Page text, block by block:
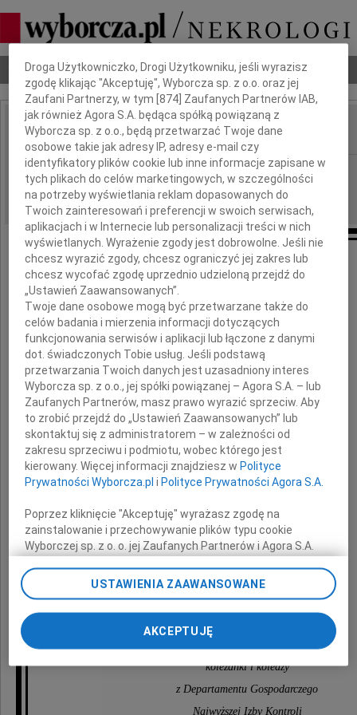
Nekrologi Odeszli Poradnik pogrzebowy
IMIĘ I NAZWISKO:
REGION: Warszawa
DATA EMISJI: 15.06.2009
Panu
Jackowi Kalinowskiemu
szczere wyrazy współczucia
z powodu śmierci
Mamy
składają
koleżanki i koledzy
z Departamentu Gospodarczego
Najwyższej Izby Kontroli
Dbamy o Twoją prywatność
Droga Użytkowniczko, Drogi Użytkowniku, jeśli wyrazisz
zgodę klikając "Akceptuję", Wyborcza sp. z o.o. oraz jej
Zaufani Partnerzy, w tym [874 ] Zaufanych Partnerów IAB,
jak również Agora S.A. będąca spółką powiązaną z
Wyborcza sp. z o.o., będą przetwarzać Twoje dane
osobowe takie jak adresy IP, adresy e-mail czy
identyfikatory plików cookie lub inne informacje zapisane w
tych plikach do celów marketingowych, w szczególności
na potrzeby wyświetlania reklam dopasowanych do
Twoich zainteresowań i preferencji w swoich serwisach,
aplikacjach i w Internecie lub personalizacji treści w nich
wyświetlanych. Wyrażenie zgody jest dobrowolne. Jeśli nie
chcesz wyrazić zgody, chcesz ograniczyć jej zakres lub
chcesz wycofać zgodę uprzednio udzieloną przejdź do
„Ustawień Zaawansowanych”.
Twoje dane osobowe mogą być przetwarzane także do
celów badania i mierzenia informacji dotyczących
funkcjonowania serwisów i aplikacji lub łączone z danymi
dot. świadczonych Tobie usług. Jeśli podstawą
przetwarzania Twoich danych jest uzasadniony interes
Wyborcza sp. z o.o., jej spółki powiązanej – Agora S.A. – lub
Zaufanych Partnerów, masz prawo wyrazić sprzeciw. Aby
to zrobić przejdź do „Ustawień Zaawansowanych” lub
skontaktuj się z administratorem – w zależności od
zakresu sprzeciwu i podmiotu, wobec którego jest
kierowany. Więcej informacji znajdziesz w Polityce
Prywatności Wyborcza.pl i Polityce Prywatności Agora S.A.
Poprzez kliknięcie "Akceptuję" wyrażasz zgodę na
zainstalowanie i przechowywanie plików typu cookie
Wyborczej sp. z o. o. jej Zaufanych Partnerów i Agora S.A.
chwili zmienić swoje preferencje dot. plików cookie,
ponownie wywołując narzędzie do zarządzania Twoimi
preferencjami dot. przetwarzania danych poprzez
odnośnik „Ustawienia prywatności” w stopce serwisu i
przechodząc do sekcji „Ustawienia zaawansowane”.
My, nasi Zaufani Partnerzy i Agora S.A. możemy
USTAWIENIA ZAAWANSOWANE
AKCEPTUJĘ